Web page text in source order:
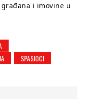
i imovine u
SPASIOCI